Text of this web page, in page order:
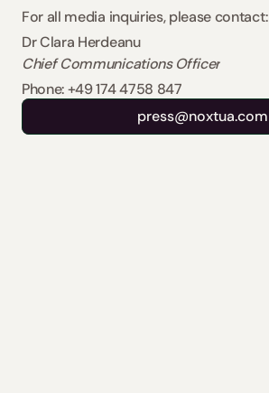
For all media inquiries, please contact:
Dr Clara Herdeanu
Chief Communications Officer
Phone: +49 174 4758 847
press@noxtua.com